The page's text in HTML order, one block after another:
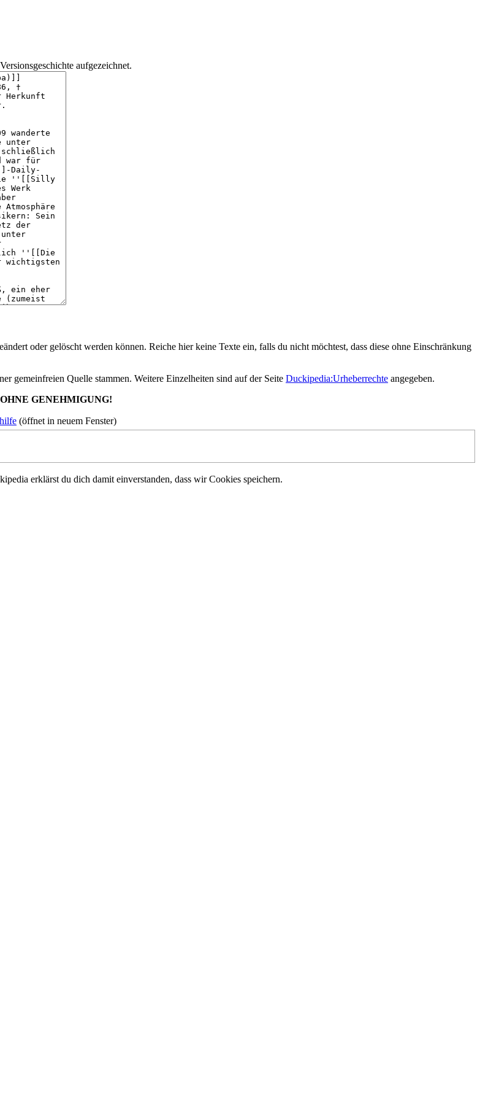
aufgezeichnet.
oder gelöscht werden können. Reiche hier keine Texte ein, falls du nicht möchtest, dass diese ohne Einschränkung
gemeinfreien Quelle stammen. Weitere Einzelheiten sind auf der Seite Duckipedia:Urheberrechte angegeben.
GENEHMIGUNG!
(öffnet in neuem Fenster)
erklärst du dich damit einverstanden, dass wir Cookies speichern.